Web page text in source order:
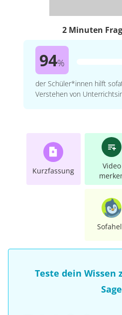
2 Minuten
94%
der Schüler*innen hilft
Verstehen von
Kurzfassung
Video
Teste dein Wissen
Sage